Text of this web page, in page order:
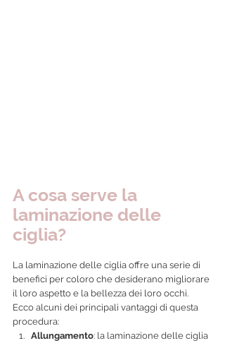
A cosa serve la
laminazione delle
ciglia?
La laminazione delle ciglia offre una serie di
benefici per coloro che desiderano migliorare
il loro aspetto e la bellezza dei loro occhi.
Ecco alcuni dei principali vantaggi di questa
procedura:
Allungamento: la laminazione delle ciglia